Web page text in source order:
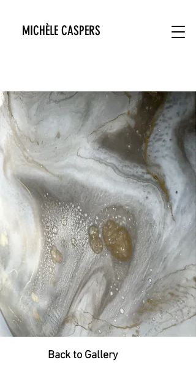
MICHÈLE CASPERS
Back to Gallery